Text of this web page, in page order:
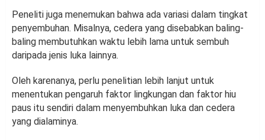
Peneliti juga menemukan bahwa ada variasi dalam tingkat
penyembuhan. Misalnya, cedera yang disebabkan baling-
baling membutuhkan waktu lebih lama untuk sembuh
daripada jenis luka lainnya.
Oleh karenanya, perlu penelitian lebih lanjut untuk
menentukan pengaruh faktor lingkungan dan faktor hiu
paus itu sendiri dalam menyembuhkan luka dan cedera
yang dialaminya.